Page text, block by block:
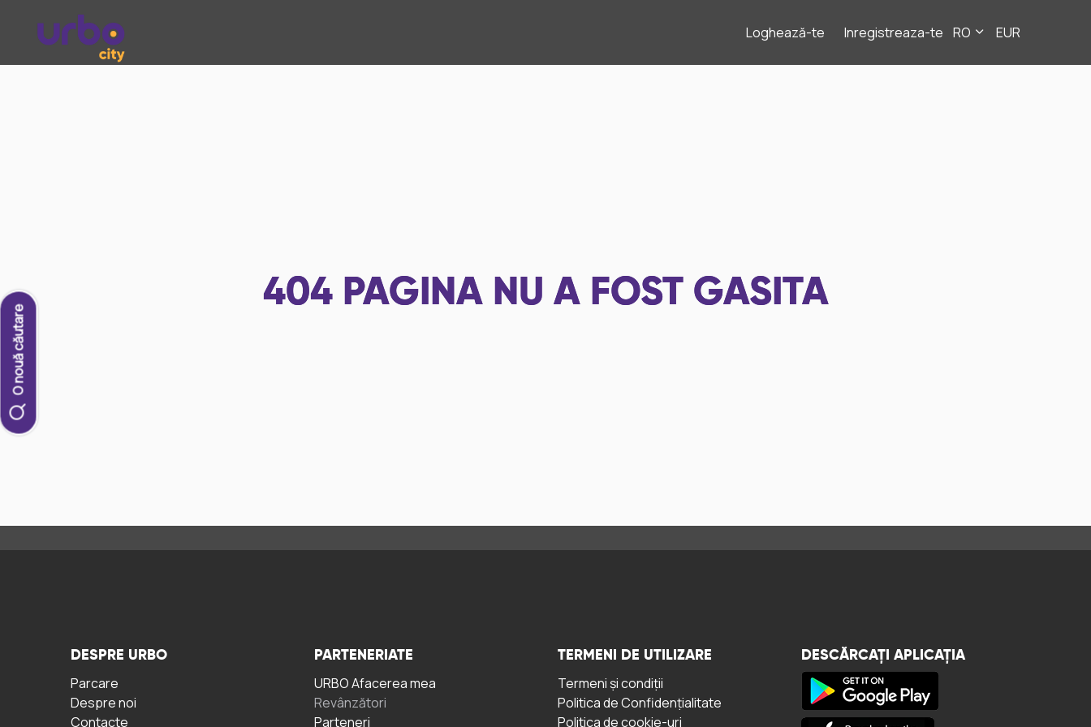
Loghează-te Inregistreaza-te RO EUR
O nouă căutare
404 PAGINA NU A FOST GASITA
DESPRE URBO
Parcare
Despre noi
Contacte
PARTENERIATE
URBO Afacerea mea
Revânzători
Parteneri
TERMENI DE UTILIZARE
Termeni și condiții
Politica de Confidențialitate
Politica de cookie-uri
DESCĂRCAȚI APLICAȚIA